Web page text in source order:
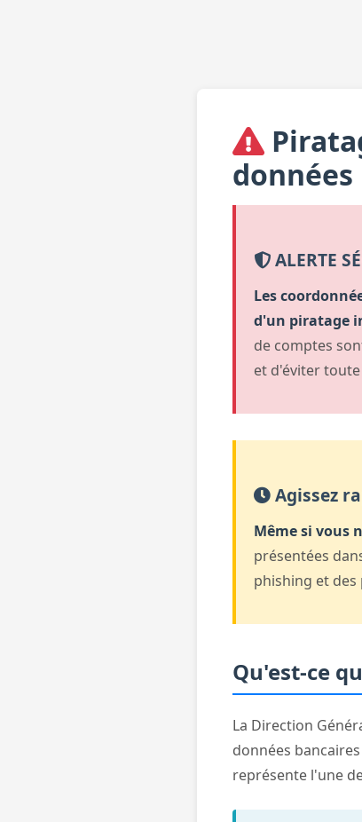
ALERTE
Les
d'un piratage
de comptes
et d'éviter
Agissez
Même si vous
présentées
phishing et
Qu'est-ce
La Direction
données
représente l'une